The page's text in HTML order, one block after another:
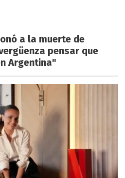
a la muerte de
pensar que
Argentina"